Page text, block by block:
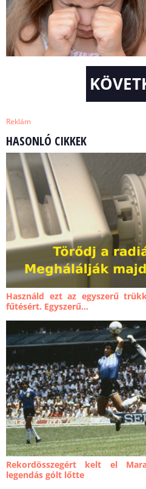
Reklám
HASONLÓ CIKKEK
Használd ezt az egyszerű
fűtésért. Egyszerű...
Rekordösszegért kelt el
legendás gólt lőtte